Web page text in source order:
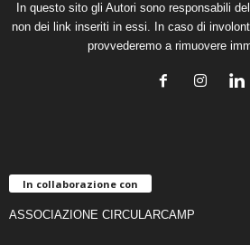
In questo sito gli Autori sono responsabili
non dei link inseriti in essi. In caso di
provvederemo a rimuovere
In collaborazione con
ASSOCIAZIONE CIRCULARCAMP